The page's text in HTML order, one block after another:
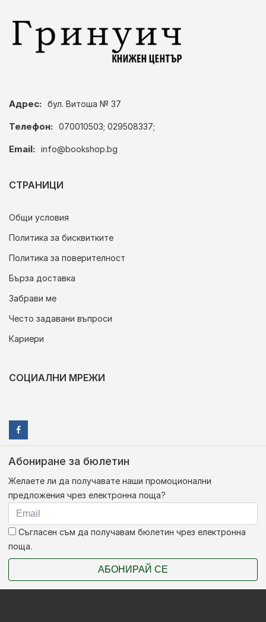
Адрес: бул. Витоша № 37
Телефон: 070010503; 029508337;
Email: info@bookshop.bg
СТРАНИЦИ
Общи условия
Политика за бисквитките
Политика за поверителност
Бърза доставка
Забрави ме
Често задавани въпроси
Кариери
СОЦИАЛНИ МРЕЖИ
Абониране за бюлетин
Желаете ли да получавате наши промоционални
предложения чрез електронна поща?
Съгласен съм да получавам бюлетин чрез електронна
поща.
АБОНИРАЙ СЕ